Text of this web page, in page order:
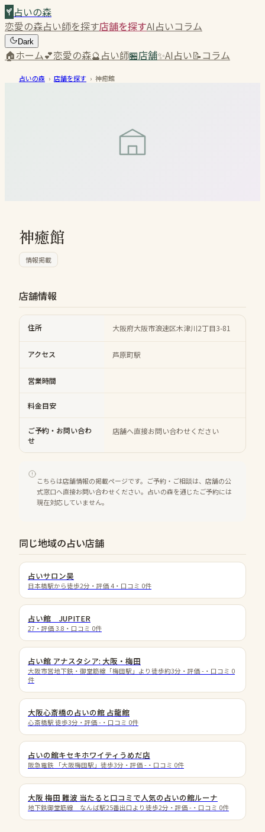
占いの森
恋愛の森占い師を探す店舗を探すAI占いコラム
Dark
🏠ホーム💕恋愛の森🔮占い師🏪店舗✨AI占い📝コラム
占いの森 › 店舗を探す › 神癒館
神癒館
情報掲載
店舗情報
住所 大阪府大阪市浪速区木津川2丁目3-81
アクセス 芦原町駅
営業時間
料金目安
ご予約・お問い合わ
せ
店舗へ直接お問い合わせください
こちらは店舗情報の掲載ページです。ご予約・ご相談は、店舗の公
式窓口へ直接お問い合わせください。占いの森を通じたご予約には
現在対応していません。
同じ地域の占い店舗
占いサロン昊
日本橋駅から徒歩2分 ・評価 4 ・口コミ 0件
占い館 JUPITER
27 ・評価 3.8 ・口コミ 0件
占い館 アナスタシア: 大阪・梅田
大阪市営地下鉄・御堂筋線「梅田駅」より徒歩約3分 ・評価 - ・口コミ 0
件
大阪心斎橋の占いの館 占龍館
心斎橋駅 徒歩3分 ・評価 - ・口コミ 0件
占いの館キセキホワイティうめだ店
阪急電鉄 「大阪梅田駅」徒歩3分 ・評価 - ・口コミ 0件
大阪 梅田 難波 当たると口コミで人気の占いの館ルーナ
地下鉄御堂筋線 なんば駅25番出口より徒歩2分 ・評価 - ・口コミ 0件